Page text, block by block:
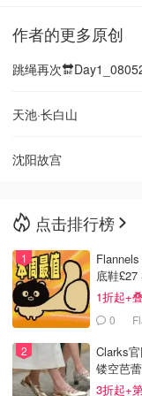
作者的更多原创
跳绳再次
天池·长白山
沈阳故宫
点击排行榜
底鞋
£63
1折起+
0
Clarks
镂空芭
3折起+